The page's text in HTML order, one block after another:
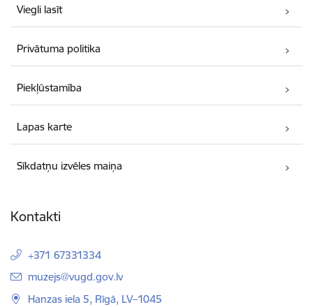
Viegli lasīt
Privātuma politika
Piekļūstamība
Lapas karte
Sīkdatņu izvēles maiņa
Kontakti
+371 67331334
E-pasts:
muzejs@vugd.gov.lv
Hanzas iela 5, Rīgā, LV–1045